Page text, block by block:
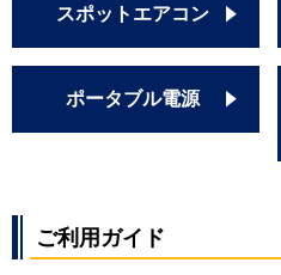
スポットエアコン
ポータブル電源
ご利用ガイド